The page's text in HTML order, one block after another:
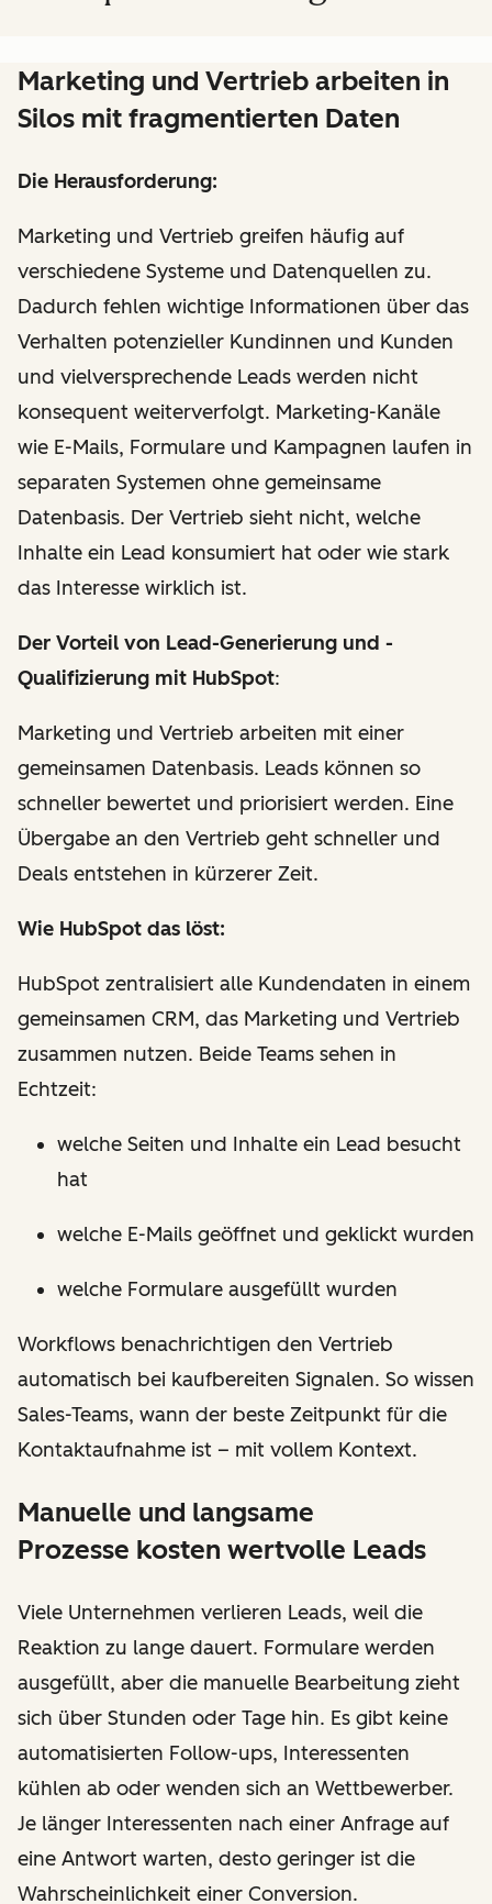
Marketing und Vertrieb arbeiten in
Silos mit fragmentierten Daten
Die Herausforderung:
Marketing und Vertrieb greifen häufig auf
verschiedene Systeme und Datenquellen zu.
Dadurch fehlen wichtige Informationen über das
Verhalten potenzieller Kundinnen und Kunden
und vielversprechende Leads werden nicht
konsequent weiterverfolgt. Marketing-Kanäle
wie E-Mails, Formulare und Kampagnen laufen in
separaten Systemen ohne gemeinsame
Datenbasis. Der Vertrieb sieht nicht, welche
Inhalte ein Lead konsumiert hat oder wie stark
das Interesse wirklich ist.
Der Vorteil von Lead-Generierung und -
Qualifizierung mit HubSpot:
Marketing und Vertrieb arbeiten mit einer
gemeinsamen Datenbasis. Leads können so
schneller bewertet und priorisiert werden. Eine
Übergabe an den Vertrieb geht schneller und
Deals entstehen in kürzerer Zeit.
Wie HubSpot das löst:
HubSpot zentralisiert alle Kundendaten in einem
gemeinsamen CRM, das Marketing und Vertrieb
zusammen nutzen. Beide Teams sehen in
Echtzeit:
welche Seiten und Inhalte ein Lead besucht
hat
welche E-Mails geöffnet und geklickt wurden
welche Formulare ausgefüllt wurden
Workflows benachrichtigen den Vertrieb
automatisch bei kaufbereiten Signalen. So wissen
Sales-Teams, wann der beste Zeitpunkt für die
Kontaktaufnahme ist – mit vollem Kontext.
Manuelle und langsame
Prozesse kosten wertvolle Leads
Viele Unternehmen verlieren Leads, weil die
Reaktion zu lange dauert. Formulare werden
ausgefüllt, aber die manuelle Bearbeitung zieht
sich über Stunden oder Tage hin. Es gibt keine
automatisierten Follow-ups, Interessenten
kühlen ab oder wenden sich an Wettbewerber.
Je länger Interessenten nach einer Anfrage auf
eine Antwort warten, desto geringer ist die
Wahrscheinlichkeit einer Conversion.